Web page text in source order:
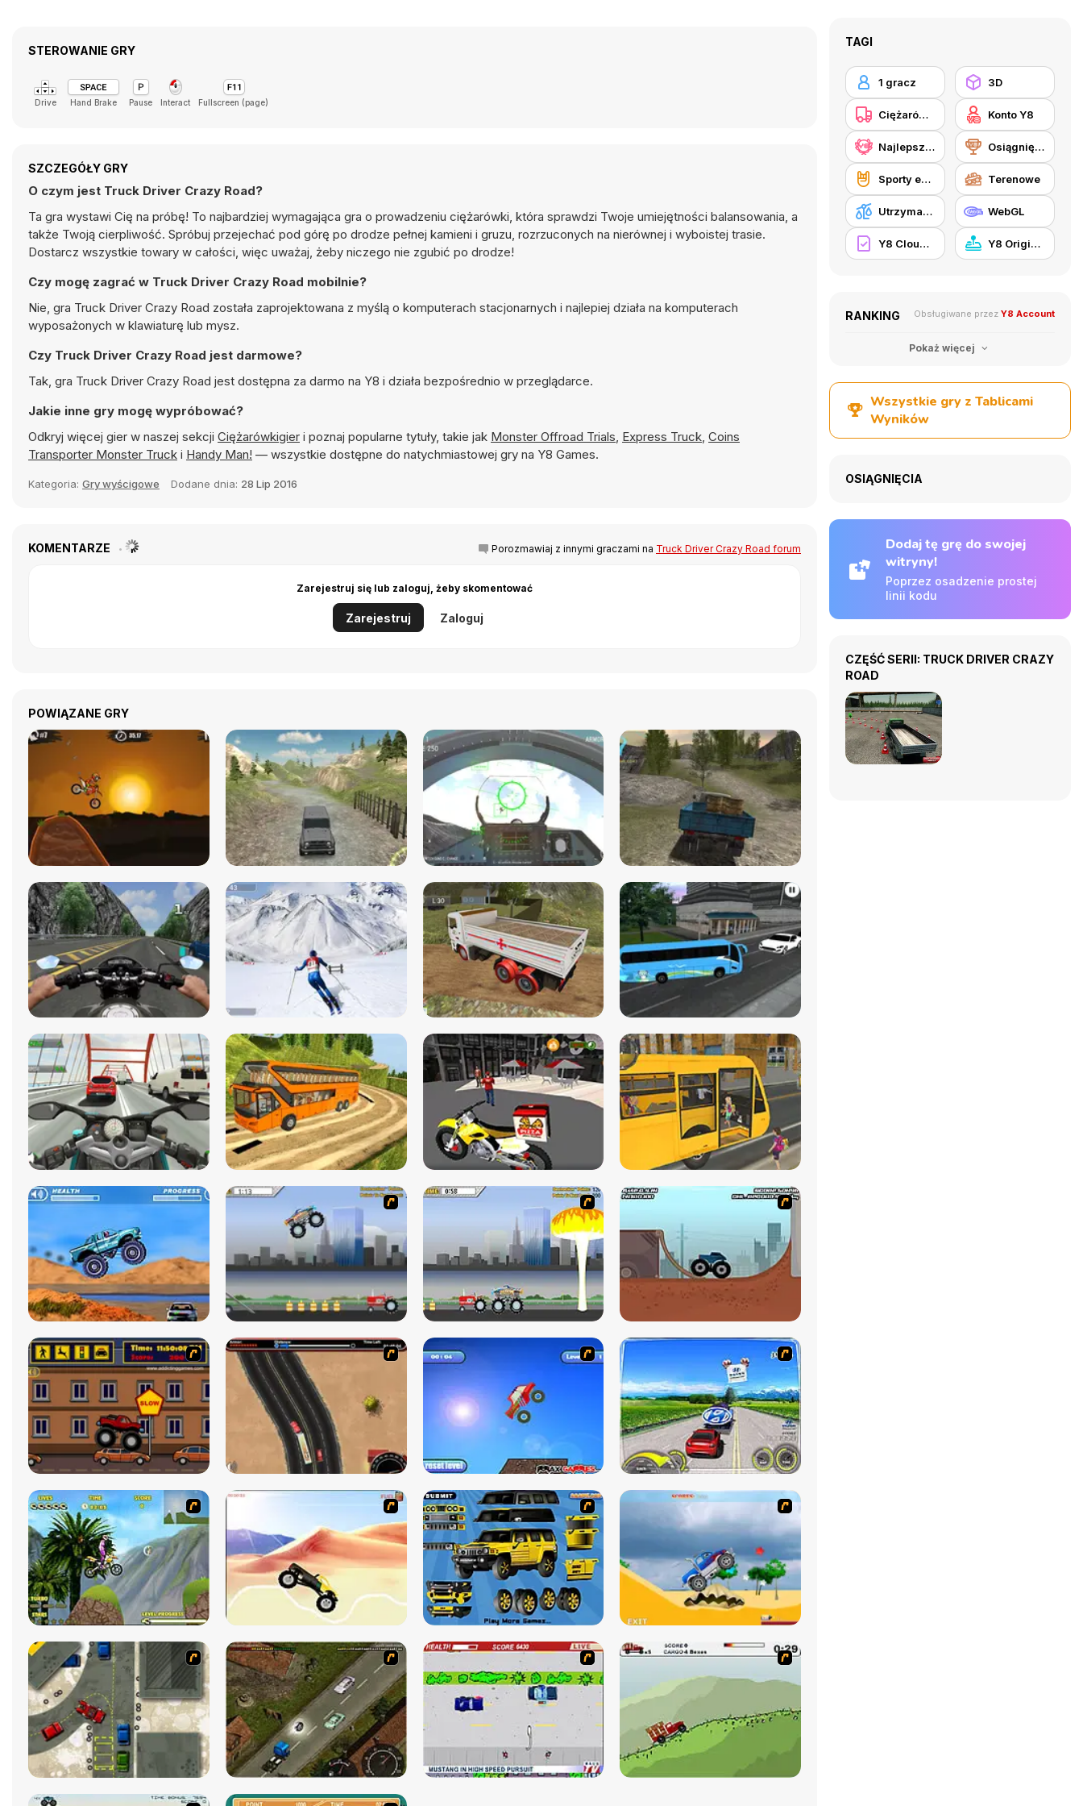
STEROWANIE GRY
Drive Hand Brake Pause Interact Fullscreen (page)
SZCZEGÓŁY GRY
O czym jest Truck Driver Crazy Road?
Ta gra wystawi Cię na próbę! To najbardziej wymagająca gra o prowadzeniu ciężarówki, która sprawdzi Twoje umiejętności balansowania, a
także Twoją cierpliwość. Spróbuj przejechać pod górę po drodze pełnej kamieni i gruzu, rozrzuconych na nierównej i wyboistej trasie.
Dostarcz wszystkie towary w całości, więc uważaj, żeby niczego nie zgubić po drodze!
Czy mogę zagrać w Truck Driver Crazy Road mobilnie?
Nie, gra Truck Driver Crazy Road została zaprojektowana z myślą o komputerach stacjonarnych i najlepiej działa na komputerach
wyposażonych w klawiaturę lub mysz.
Czy Truck Driver Crazy Road jest darmowe?
Tak, gra Truck Driver Crazy Road jest dostępna za darmo na Y8 i działa bezpośrednio w przeglądarce.
Jakie inne gry mogę wypróbować?
Odkryj więcej gier w naszej sekcji Ciężarówkigier i poznaj popularne tytuły, takie jak Monster Offroad Trials, Express Truck, Coins
Transporter Monster Truck i Handy Man! — wszystkie dostępne do natychmiastowej gry na Y8 Games.
Kategoria: Gry wyścigowe Dodane dnia: 28 Lip 2016
KOMENTARZE Porozmawiaj z innymi graczami na Truck Driver Crazy Road forum
Zarejestruj się lub zaloguj, żeby skomentować
Zarejestruj Zaloguj
POWIĄZANE GRY
TAGI
1 gracz 3D
Ciężarówki Konto Y8
Najlepsze Wyniki Y8 Osiągnięcia Y8
Sporty ekstremalne Terenowe
Utrzymanie równowagi WebGL
Y8 Cloud Save Y8 Originals
RANKING Obsługiwane przez Y8 Account
Pokaż więcej
Wszystkie gry z Tablicami
Wyników
OSIĄGNIĘCIA
Dodaj tę grę do swojej
witryny!
Poprzez osadzenie prostej
linii kodu
CZĘŚĆ SERII: TRUCK DRIVER CRAZY
ROAD